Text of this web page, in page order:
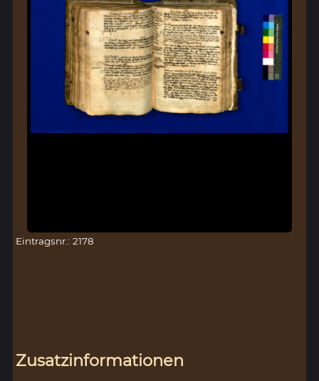
Eintragsnr.: 2178
Zusatzinformationen